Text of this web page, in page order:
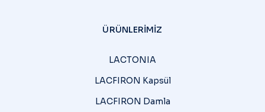
ÜRÜNLERIMIZ
LACTONIA
LACFIRON Kapsül
LACFIRON Damla